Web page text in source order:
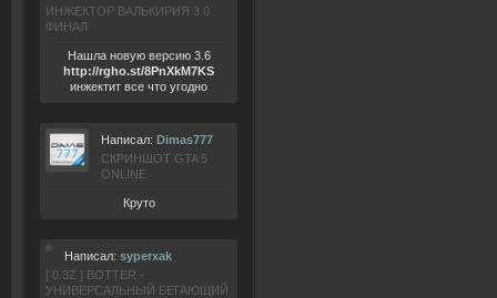
ИНЖЕКТОР ВАЛЬКИРИЯ 3.0
ФИНАЛ
Нашла новую версию 3.6
http://rgho.st/8PnXkM7KS
инжектит все что угодно
Написал: Dimas777
СКРИНШОТ GTA 5
ONLINE
Круто
Написал: syperxak
[ 0.3Z ] BOTTER -
УНИВЕРСАЛЬНЫЙ БЕГАЮЩИЙ